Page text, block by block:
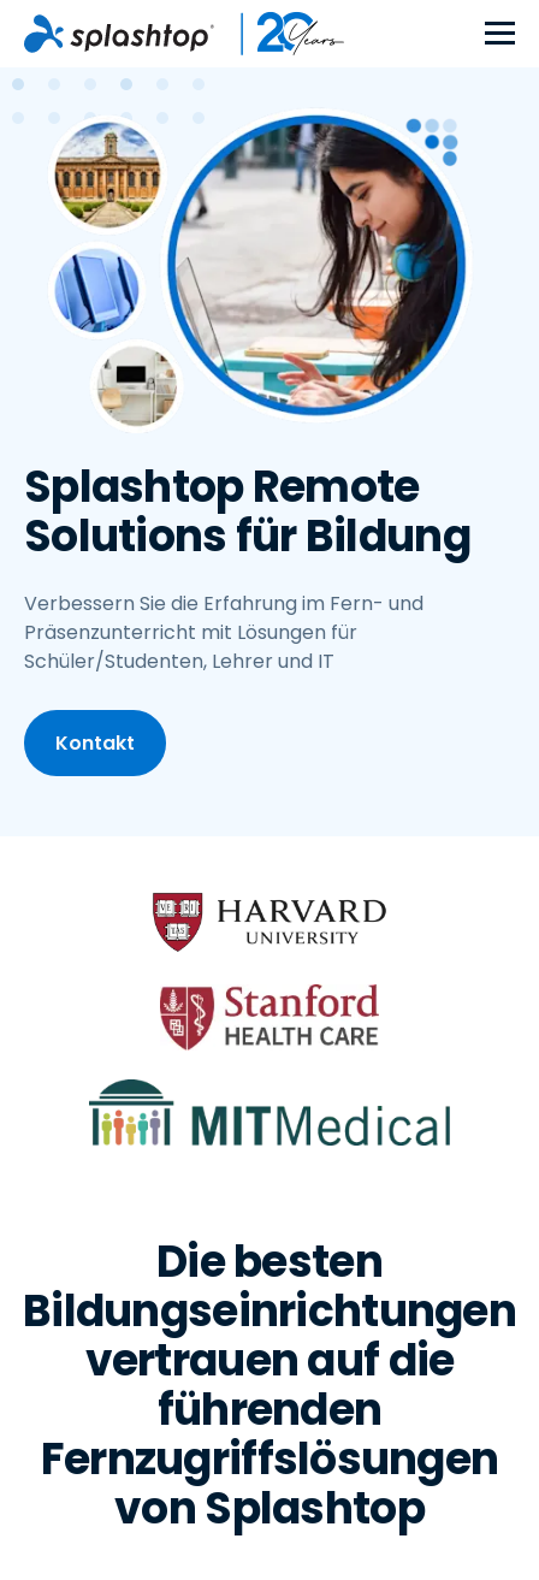
Splashtop Remote
Solutions für Bildung
Verbessern Sie die Erfahrung im Fern- und
Präsenzunterricht mit Lösungen für
Schüler/Studenten, Lehrer und IT
Kontakt
Die besten
Bildungseinrichtungen
vertrauen auf die
führenden
Fernzugriffslösungen
von Splashtop